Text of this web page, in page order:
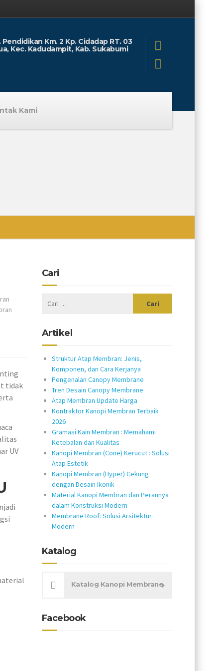
Km. 2 Kp. Cidadap RT. 03
Kec. Kadudampit, Kab. Sukabumi
Kami
tidak
UV
Cari
Artikel
Struktur Atap Membran: Jenis,
Komponen, dan Cara Kerjanya
Pengenalan Canopy Membrane
Tren Desain Canopy Membrane
Atap Membran Update Harga
Kontraktor Kanopi Membran Terbaik
2026
Gramasi Kain Membran : Memahami
Ketebalan dan Kualitas
Kanopi Membran (Cone) Kerucut : Solusi
Atap Estetik
Kanopi Membran (Hyper) Cekung
dengan Desain Ikonik
Material Kanopi Membran dan Perannya
dalam Konstruksi Modern
Membrane Roof: Solusi Arsitektur
Modern
Katalog
Katalog Kanopi Membrane
Facebook